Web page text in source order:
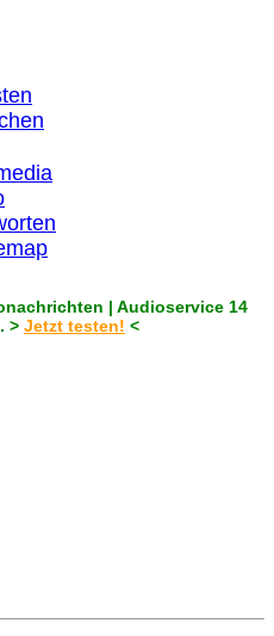
| Audioservice 14
> Jetzt testen! <